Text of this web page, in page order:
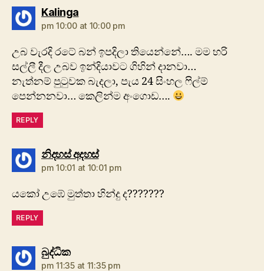
Kalingasays:
pm 10:00 at 10:00 pm
උබ වැරදි රටේ බන් ඉපදිලා තියෙන්නේ…. මම හරි
සල්ලී දීල උබව ඉන්දියාවට ගිහින් දානවා…
නැත්නම් පුටුවක බැදලා, පැය 24 සිංහල ෆිල්ම්
පෙන්නනවා… කෙලින්ම අංගොඩ….
REPLY
නිදහස් අදහස්says:
pm 10:01 at 10:01 pm
යකෝ උඹේ මුත්තා හින්දු ද???????
REPLY
බුද්ධිකsays:
pm 11:35 at 11:35 pm